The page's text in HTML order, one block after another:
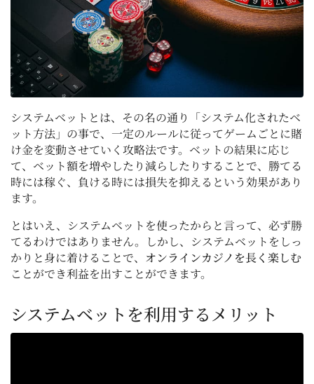
システムベットとは、その名の通り「システム化されたベ
ット方法」の事で、一定のルールに従ってゲームごとに賭
け金を変動させていく攻略法です。ベットの結果に応じ
て、ベット額を増やしたり減らしたりすることで、勝てる
時には稼ぐ、負ける時には損失を抑えるという効果があり
ます。
とはいえ、システムベットを使ったからと言って、必ず勝
てるわけではありません。しかし、システムベットをしっ
かりと身に着けることで、 オンラインカジノを長く楽しむ
ことができ利益を出すことができます。
システムベットを利用するメリット